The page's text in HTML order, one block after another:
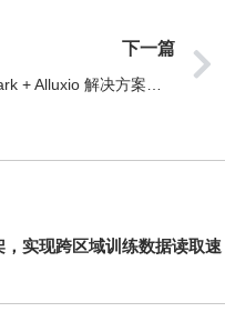
下一篇
Spark + Alluxio 解决方案概览
实现跨区域训练数据读取速